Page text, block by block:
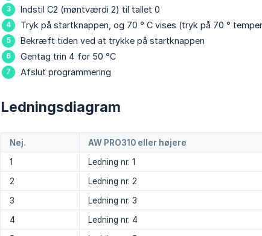
Indstil C2 (møntværdi 2) til tallet 0
Tryk på startknappen, og 70 ° C vises (tryk på 70 °
Bekræft tiden ved at trykke på startknappen
Gentag trin 4 for 50 °C
Afslut programmering
Ledningsdiagram
Nej. AW PRO310 eller højere
1
Ledning nr. 1
2
Ledning nr. 2
3
Ledning nr. 3
4
Ledning nr. 4